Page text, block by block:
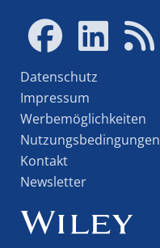
Datenschutz
Impressum
Werbemöglichkeiten
Nutzungsbedingungen
Kontakt
Newsletter